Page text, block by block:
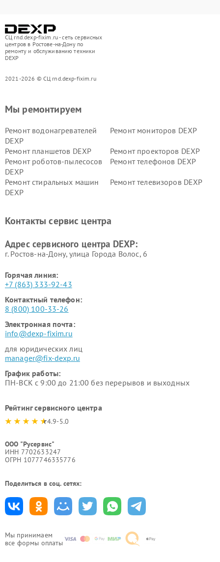
СЦ rnd.dexp-fixim.ru - сеть сервисных
центров в Ростове-на-Дону по
ремонту и обслуживанию техники
DEXP
2021-2026 © СЦ rnd.dexp-fixim.ru
Мы принимаем
все формы оплаты
Мы ремонтируем
Ремонт водонагревателей
DEXP
Ремонт мониторов DEXP
Ремонт планшетов DEXP
Ремонт проекторов DEXP
Ремонт роботов-пылесосов
DEXP
Ремонт телефонов DEXP
Ремонт стиральных машин
DEXP
Ремонт телевизоров DEXP
Ремонт серверов DEXP
Ремонт мини пк DEXP
Контакты сервис центра
Адрес сервисного центра DEXP:
г. Ростов-на-Дону, улица Города Волос, 6
Горячая линия:
+7 (863) 333-92-43
Контактный телефон:
8 (800) 100-33-26
Электронная почта:
info@dexp-fixim.ru
для юридических лиц
manager@fix-dexp.ru
График работы:
ПН-ВСК с 9:00 до 21:00 без перерывов и выходных
Рейтинг сервисного центра
4.9-5.0
ООО "Русервис"
ИНН 7702633247
ОГРН 1077746335776
Поделиться в соц. сетях: